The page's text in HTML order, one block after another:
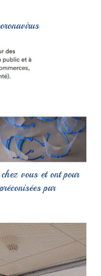
vous et ont pour
par